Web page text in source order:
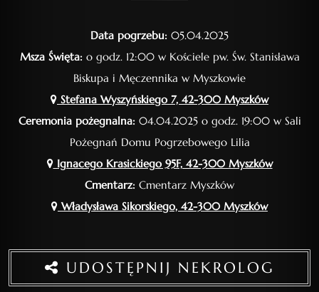
Data pogrzebu: 05.04.2025
Msza Święta:o godz. 12:00 w Kościele pw. Św. Stanisława
Biskupa i Męczennika w Myszkowie
Stefana Wyszyńskiego 7, 42-300 Myszków
Ceremonia pożegnalna:04.04.2025 o godz. 19:00 w Sali
Pożegnań Domu Pogrzebowego Lilia
Ignacego Krasickiego 95F, 42-300 Myszków
Cmentarz: Cmentarz Myszków
Władysława Sikorskiego, 42-300 Myszków
UDOSTĘPNIJ NEKROLOG